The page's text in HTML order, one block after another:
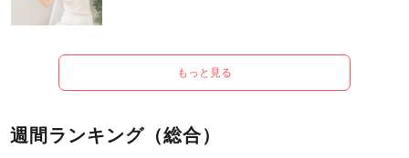
もっと見る
週間ランキング（総合）